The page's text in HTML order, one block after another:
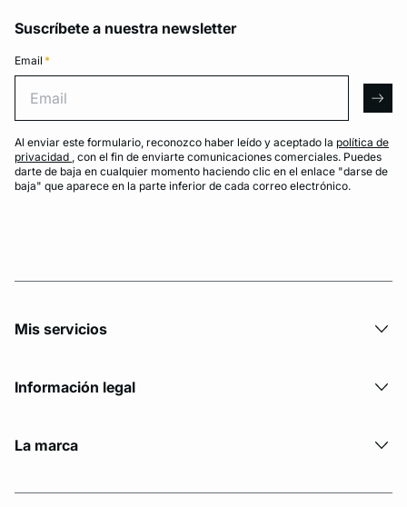
Suscríbete a nuestra newsletter
Email *
Al enviar este formulario, reconozco haber leído y aceptado la política de
privacidad , con el fin de enviarte comunicaciones comerciales. Puedes
darte de baja en cualquier momento haciendo clic en el enlace "darse de
baja" que aparece en la parte inferior de cada correo electrónico.
Mis servicios
Información legal
La marca